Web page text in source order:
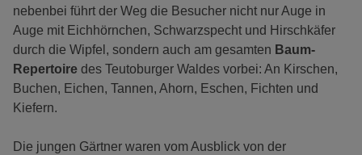
nebenbei führt der Weg die Besucher nicht nur Auge in
Auge mit Eichhörnchen, Schwarzspecht und Hirschkäfer
durch die Wipfel, sondern auch am gesamten Baum-
Repertoire des Teutoburger Waldes vorbei: An Kirschen,
Buchen, Eichen, Tannen, Ahorn, Eschen, Fichten und
Kiefern.
Die jungen Gärtner waren vom Ausblick von der